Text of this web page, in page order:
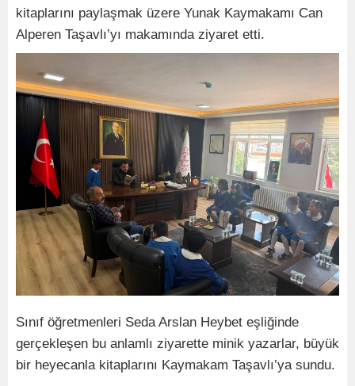
kitaplarını paylaşmak üzere Yunak Kaymakamı Can
Alperen Taşavlı’yı makamında ziyaret etti.
Sınıf öğretmenleri Seda Arslan Heybet eşliğinde
gerçekleşen bu anlamlı ziyarette minik yazarlar, büyük
bir heyecanla kitaplarını Kaymakam Taşavlı’ya sundu.